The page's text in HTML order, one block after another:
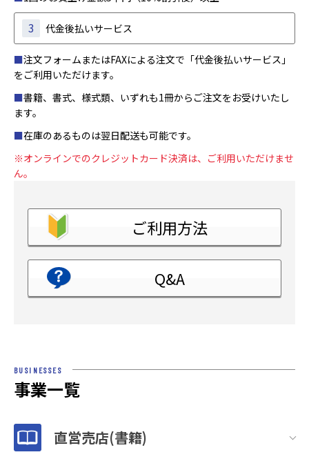
3 代金後払いサービス
■注文フォームまたはFAXによる注文で「代金後払いサービス」
をご利用いただけます。
■書籍、書式、様式類、いずれも1冊からご注文をお受けいたし
ます。
■在庫のあるものは翌日配送も可能です。
※オンラインでのクレジットカード決済は、ご利用いただけませ
ん。
ご利用方法
Q&A
BUSINESSES
事業一覧
直営売店(書籍)